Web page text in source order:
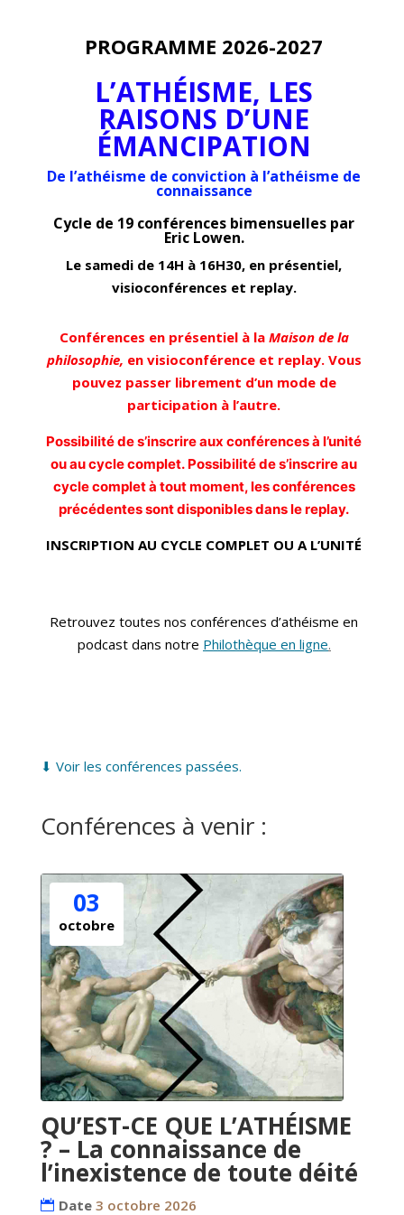
PROGRAMME 2026-2027
L’ATHÉISME, LES
RAISONS D’UNE
ÉMANCIPATION
De l’athéisme de conviction à l’athéisme de
connaissance
Cycle de 19 conférences bimensuelles par
Eric Lowen.
Le samedi de 14H à 16H30, en présentiel,
visioconférences et replay.
Conférences en présentiel à la Maison de la
philosophie, en visioconférence et replay. Vous
pouvez passer librement d’un mode de
participation à l’autre.
Possibilité de s’inscrire aux conférences à l’unité
ou au cycle complet. Possibilité de s’inscrire au
cycle complet à tout moment, les conférences
précédentes sont disponibles dans le replay.
INSCRIPTION AU CYCLE COMPLET OU A L’UNITÉ
Retrouvez toutes nos conférences d’athéisme en
podcast dans notre Philothèque en ligne.
⬇ Voir les conférences passées.
Conférences à venir :
03
octobre
QU’EST-CE QUE L’ATHÉISME
? – La connaissance de
l’inexistence de toute déité
Date 3 octobre 2026